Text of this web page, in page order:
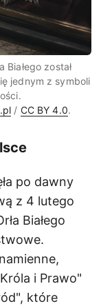
został
jednym z symboli
/ CC BY 4.0.
po dawny
z 4 lutego
Białego
i Prawo"
które